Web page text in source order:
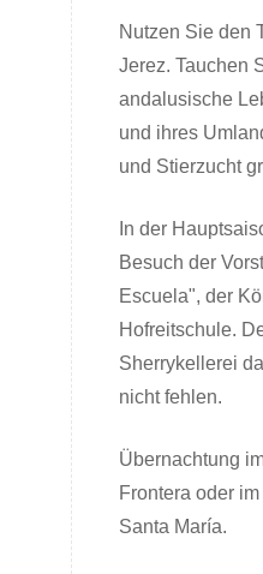
Nutzen Sie den
Jerez. Tauchen
andalusische
und ihres
und Stierzucht
In der
Besuch der
Escuela", der
Hofreitschule.
Sherrykellerei
nicht fehlen.
Übernachtung
Frontera oder
Santa María.